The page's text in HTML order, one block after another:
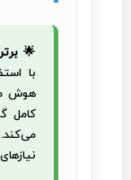
🌟
با
هوش
کامل